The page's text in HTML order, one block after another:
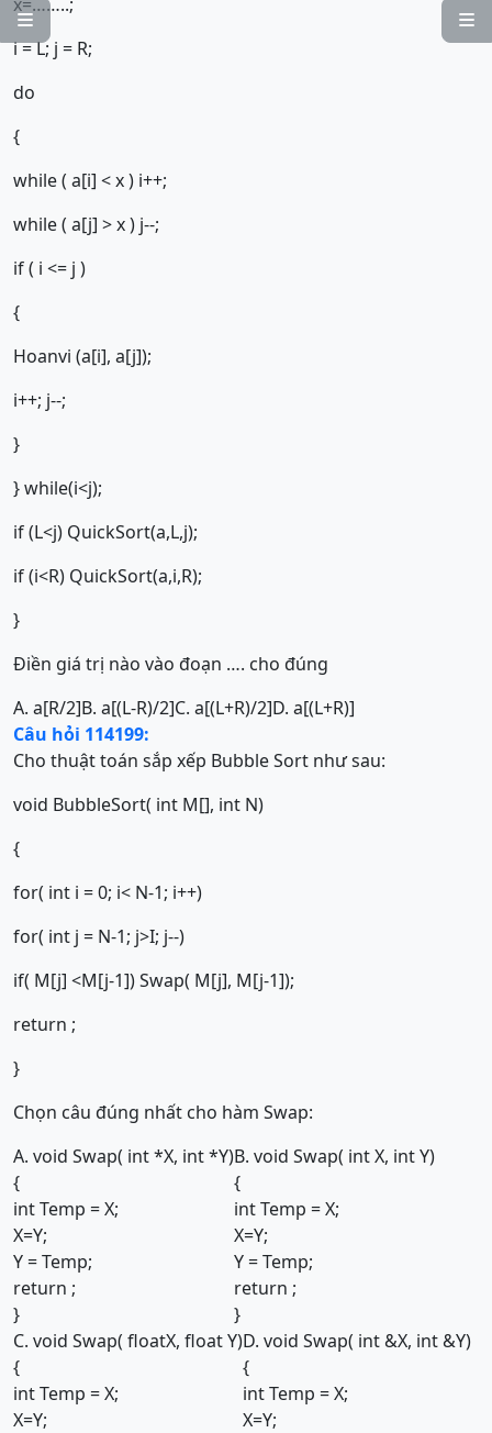


i = L; j = R;
do
{
while ( a[i] < x ) i++;
while ( a[j] > x ) j--;
if ( i <= j )
{
Hoanvi (a[i], a[j]);
i++; j--;
}
} while(i<j);
if (L<j) QuickSort(a,L,j);
if (i<R) QuickSort(a,i,R);
}
Điền giá trị nào vào đoạn …. cho đúng
A. a[R/2]B. a[(L-R)/2]C. a[(L+R)/2]D. a[(L+R)]
Câu hỏi 114199:
Cho thuật toán sắp xếp Bubble Sort như sau:
void BubbleSort( int M[], int N)
{
for( int i = 0; i< N-1; i++)
for( int j = N-1; j>I; j--)
if( M[j] <M[j-1]) Swap( M[j], M[j-1]);
return ;
}
Chọn câu đúng nhất cho hàm Swap:
A. void Swap( int *X, int *Y)
{
int Temp = X;
X=Y;
Y = Temp;
return ;
}
B. void Swap( int X, int Y)
{
int Temp = X;
X=Y;
Y = Temp;
return ;
}
C. void Swap( floatX, float Y)
{
int Temp = X;
X=Y;
D. void Swap( int &X, int &Y)
{
int Temp = X;
X=Y;